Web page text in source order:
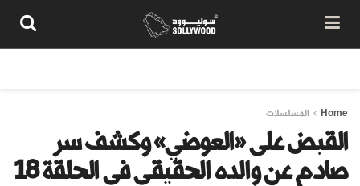
Home المسلسلات
القبض على «العوضي» وكشف سر
صادم عن والده الحقيقي في الحلقة 18